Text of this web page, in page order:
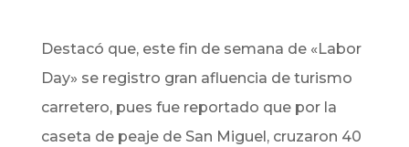
Destacó que, este fin de semana de «Labor
Day» se registro gran afluencia de turismo
carretero, pues fue reportado que por la
caseta de peaje de San Miguel, cruzaron 40